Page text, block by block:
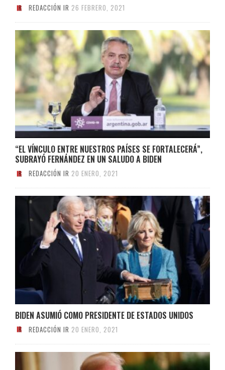
REDACCIÓN IR 26 FEBRERO, 2021
“EL VÍNCULO ENTRE NUESTROS PAÍSES SE FORTALECERÁ”,
SUBRAYÓ FERNÁNDEZ EN UN SALUDO A BIDEN
REDACCIÓN IR 20 ENERO, 2021
BIDEN ASUMIÓ COMO PRESIDENTE DE ESTADOS UNIDOS
REDACCIÓN IR 20 ENERO, 2021